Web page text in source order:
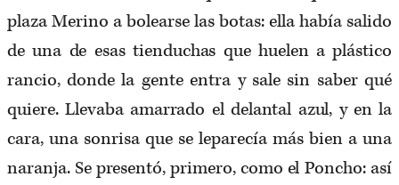
plaza Merino a bolearse las botas: ella había salido
de una de esas tienduchas que huelen a plástico
rancio, donde la gente entra y sale sin saber qué
quiere. Llevaba amarrado el delantal azul, y en la
cara, una sonrisa que se leparecía más bien a una
naranja. Se presentó, primero, como el Poncho: así